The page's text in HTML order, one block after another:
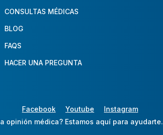
CONSULTAS MÉDICAS
BLOG
FAQS
HACER UNA PREGUNTA
Facebook Youtube
Instagram
opinión médica? Estamos aquí para ayudarte.